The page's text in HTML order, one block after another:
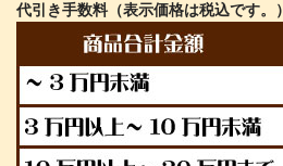
代引き手数料（表示価格は税込です。）